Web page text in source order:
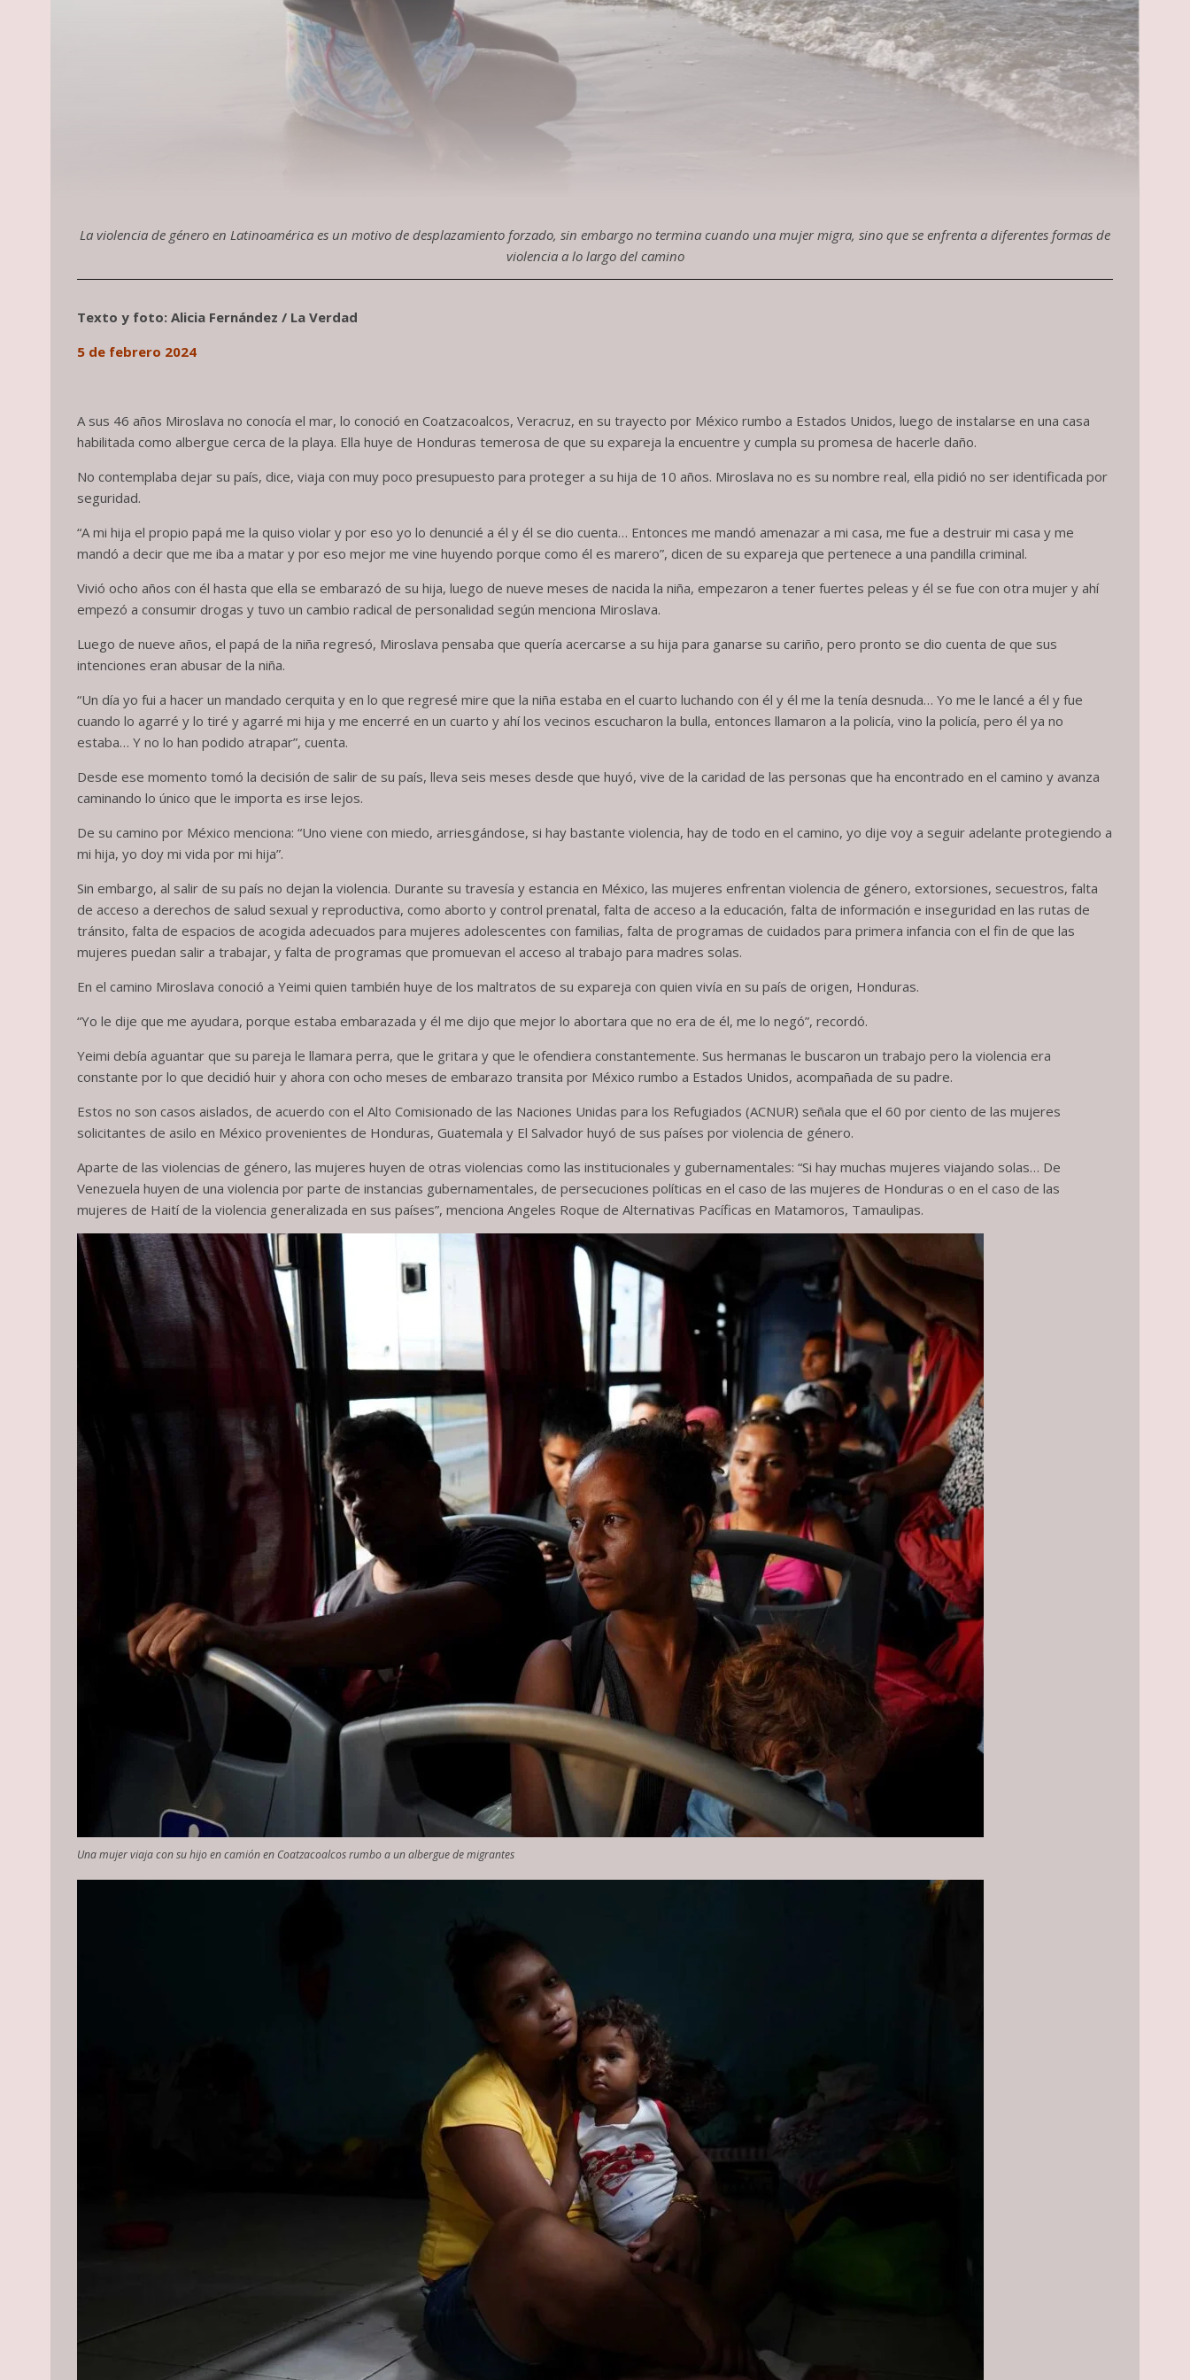
La violencia de género en Latinoamérica es un motivo de desplazamiento forzado, sin embargo no termina cuando una mujer migra, sino que se enfrenta a diferentes formas de
violencia a lo largo del camino
Texto y foto: Alicia Fernández / La Verdad
5 de febrero 2024
A sus 46 años Miroslava no conocía el mar, lo conoció en Coatzacoalcos, Veracruz, en su trayecto por México rumbo a Estados Unidos, luego de instalarse en una casa
habilitada como albergue cerca de la playa. Ella huye de Honduras temerosa de que su expareja la encuentre y cumpla su promesa de hacerle daño.
No contemplaba dejar su país, dice, viaja con muy poco presupuesto para proteger a su hija de 10 años. Miroslava no es su nombre real, ella pidió no ser identificada por
seguridad.
“A mi hija el propio papá me la quiso violar y por eso yo lo denuncié a él y él se dio cuenta… Entonces me mandó amenazar a mi casa, me fue a destruir mi casa y me
mandó a decir que me iba a matar y por eso mejor me vine huyendo porque como él es marero”, dicen de su expareja que pertenece a una pandilla criminal.
Vivió ocho años con él hasta que ella se embarazó de su hija, luego de nueve meses de nacida la niña, empezaron a tener fuertes peleas y él se fue con otra mujer y ahí
empezó a consumir drogas y tuvo un cambio radical de personalidad según menciona Miroslava.
Luego de nueve años, el papá de la niña regresó, Miroslava pensaba que quería acercarse a su hija para ganarse su cariño, pero pronto se dio cuenta de que sus
intenciones eran abusar de la niña.
“Un día yo fui a hacer un mandado cerquita y en lo que regresé mire que la niña estaba en el cuarto luchando con él y él me la tenía desnuda… Yo me le lancé a él y fue
cuando lo agarré y lo tiré y agarré mi hija y me encerré en un cuarto y ahí los vecinos escucharon la bulla, entonces llamaron a la policía, vino la policía, pero él ya no
estaba… Y no lo han podido atrapar”, cuenta.
Desde ese momento tomó la decisión de salir de su país, lleva seis meses desde que huyó, vive de la caridad de las personas que ha encontrado en el camino y avanza
caminando lo único que le importa es irse lejos.
De su camino por México menciona: “Uno viene con miedo, arriesgándose, si hay bastante violencia, hay de todo en el camino, yo dije voy a seguir adelante protegiendo a
mi hija, yo doy mi vida por mi hija”.
Sin embargo, al salir de su país no dejan la violencia. Durante su travesía y estancia en México, las mujeres enfrentan violencia de género, extorsiones, secuestros, falta
de acceso a derechos de salud sexual y reproductiva, como aborto y control prenatal, falta de acceso a la educación, falta de información e inseguridad en las rutas de
tránsito, falta de espacios de acogida adecuados para mujeres adolescentes con familias, falta de programas de cuidados para primera infancia con el fin de que las
mujeres puedan salir a trabajar, y falta de programas que promuevan el acceso al trabajo para madres solas.
En el camino Miroslava conoció a Yeimi quien también huye de los maltratos de su expareja con quien vivía en su país de origen, Honduras.
“Yo le dije que me ayudara, porque estaba embarazada y él me dijo que mejor lo abortara que no era de él, me lo negó”, recordó.
Yeimi debía aguantar que su pareja le llamara perra, que le gritara y que le ofendiera constantemente. Sus hermanas le buscaron un trabajo pero la violencia era
constante por lo que decidió huir y ahora con ocho meses de embarazo transita por México rumbo a Estados Unidos, acompañada de su padre.
Estos no son casos aislados, de acuerdo con el Alto Comisionado de las Naciones Unidas para los Refugiados (ACNUR) señala que el 60 por ciento de las mujeres
solicitantes de asilo en México provenientes de Honduras, Guatemala y El Salvador huyó de sus países por violencia de género.
Aparte de las violencias de género, las mujeres huyen de otras violencias como las institucionales y gubernamentales: “Si hay muchas mujeres viajando solas… De
Venezuela huyen de una violencia por parte de instancias gubernamentales, de persecuciones políticas en el caso de las mujeres de Honduras o en el caso de las
mujeres de Haití de la violencia generalizada en sus países”, menciona Angeles Roque de Alternativas Pacíficas en Matamoros, Tamaulipas.
Una mujer viaja con su hijo en camión en Coatzacoalcos rumbo a un albergue de migrantes